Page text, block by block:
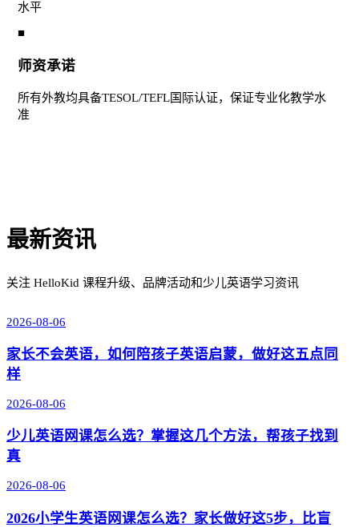
水平
■
师资承诺
所有外教均具备TESOL/TEFL国际认证，保证专业化教学水
准
最新资讯
关注 HelloKid 课程升级、品牌活动和少儿英语学习资讯
2026-08-06
家长不会英语，如何陪孩子英语启蒙，做好这五点同
样
2026-08-06
少儿英语网课怎么选？掌握这几个方法，帮孩子找到
真
2026-08-06
2026小学生英语网课怎么选？家长做好这5步，比盲